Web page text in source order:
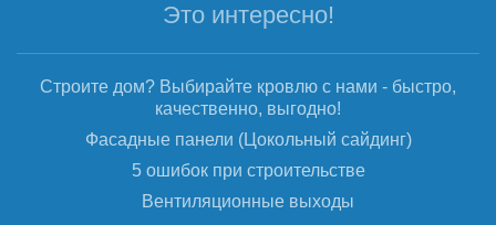
Это интересно!
Строите дом? Выбирайте кровлю с нами - быстро,
качественно, выгодно!
Фасадные панели (Цокольный сайдинг)
5 ошибок при строительстве
Вентиляционные выходы